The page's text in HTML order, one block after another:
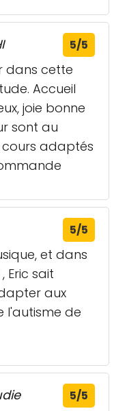
5/5
dans cette
Accueil
joie bonne
sont au
adaptés
5/5
et dans
Eric sait
aux
l'autisme de
5/5